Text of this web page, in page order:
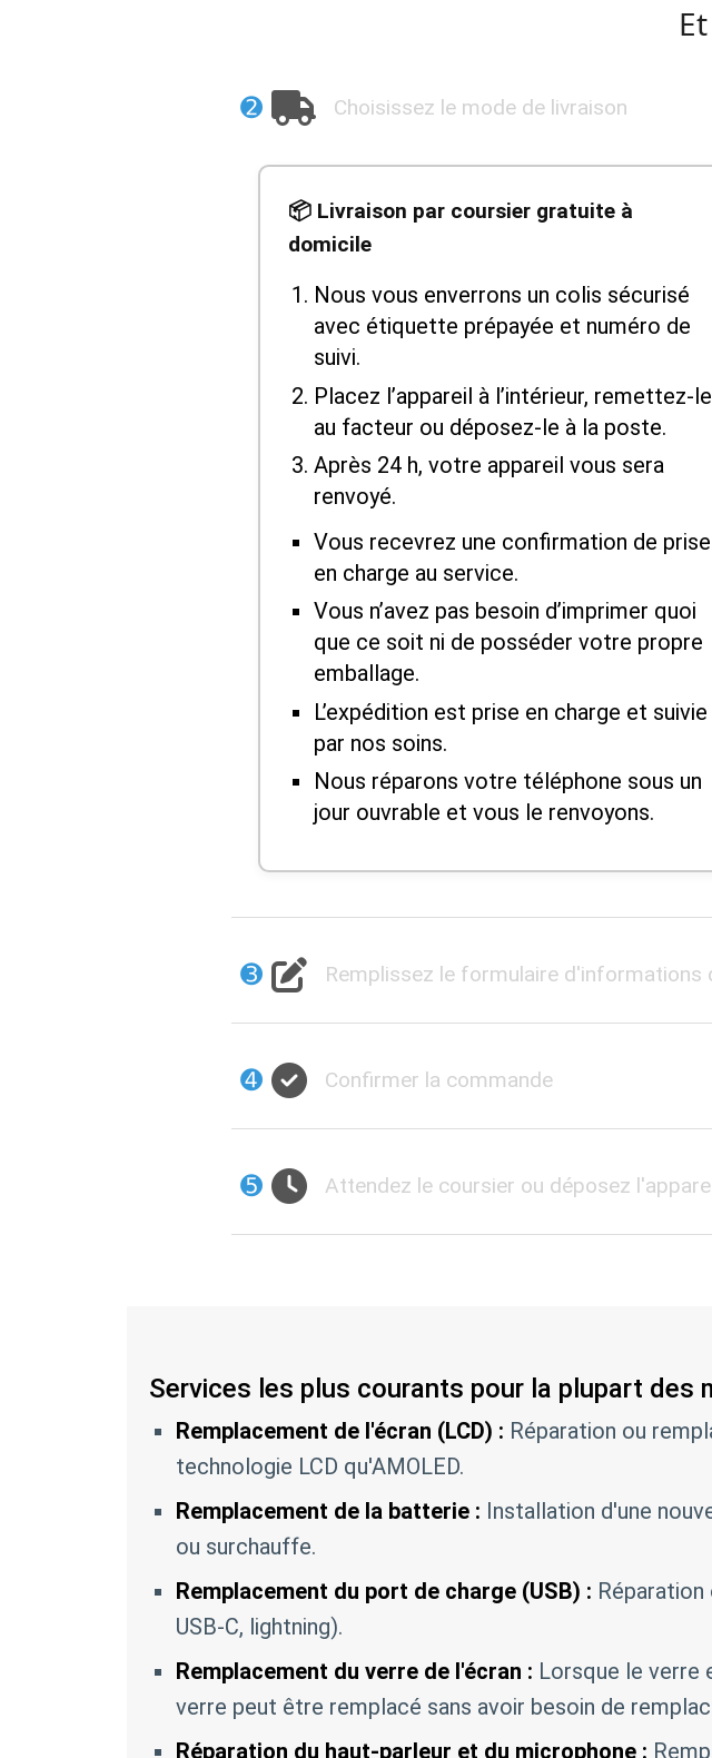
➋ Choisissez le mode de livraison
📦 Livraison par coursier gratuite à
domicile
Nous vous enverrons un colis sécurisé
avec étiquette prépayée et numéro de
suivi.
Placez l’appareil à l’intérieur, remettez-le
au facteur ou déposez-le à la poste.
Après 24 h, votre appareil vous sera
renvoyé.
Vous recevrez une confirmation de prise
en charge au service.
Vous n’avez pas besoin d’imprimer quoi
que ce soit ni de posséder votre propre
emballage.
L’expédition est prise en charge et suivie
par nos soins.
Nous réparons votre téléphone sous un
jour ouvrable et vous le renvoyons.
➌ Remplissez le formulaire d'informations
➍ Confirmer la commande
➎ Attendez le coursier ou déposez
Services les plus courants pour la plupart des
Remplacement de l'écran (LCD) : Réparation ou
technologie LCD qu'AMOLED.
Remplacement de la batterie : Installation d'une
ou surchauffe.
Remplacement du port de charge (USB) :
USB-C, lightning).
Remplacement du verre de l'écran : Lorsque le verre
verre peut être remplacé sans avoir besoin de
Réparation du haut-parleur et du microphone :